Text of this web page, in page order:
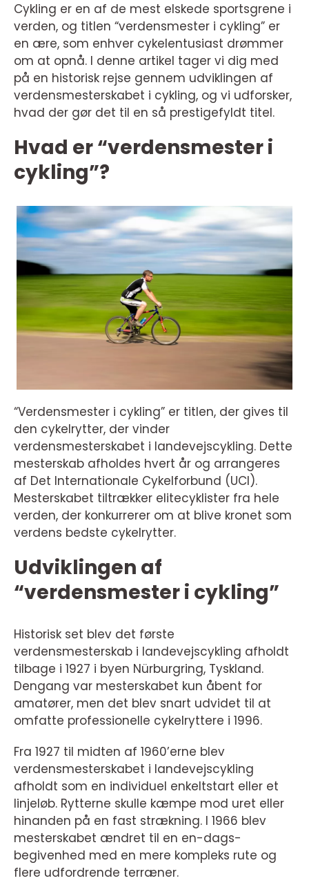
Cykling er en af de mest elskede sportsgrene i
verden, og titlen “verdensmester i cykling” er
en ære, som enhver cykelentusiast drømmer
om at opnå. I denne artikel tager vi dig med
på en historisk rejse gennem udviklingen af
verdensmesterskabet i cykling, og vi udforsker,
hvad der gør det til en så prestigefyldt titel.
Hvad er “verdensmester i
cykling”?
“Verdensmester i cykling” er titlen, der gives til
den cykelrytter, der vinder
verdensmesterskabet i landevejscykling. Dette
mesterskab afholdes hvert år og arrangeres
af Det Internationale Cykelforbund (UCI).
Mesterskabet tiltrækker elitecyklister fra hele
verden, der konkurrerer om at blive kronet som
verdens bedste cykelrytter.
Udviklingen af
“verdensmester i cykling”
Historisk set blev det første
verdensmesterskab i landevejscykling afholdt
tilbage i 1927 i byen Nürburgring, Tyskland.
Dengang var mesterskabet kun åbent for
amatører, men det blev snart udvidet til at
omfatte professionelle cykelryttere i 1996.
Fra 1927 til midten af 1960’erne blev
verdensmesterskabet i landevejscykling
afholdt som en individuel enkeltstart eller et
linjeløb. Rytterne skulle kæmpe mod uret eller
hinanden på en fast strækning. I 1966 blev
mesterskabet ændret til en en-dags-
begivenhed med en mere kompleks rute og
flere udfordrende terræner.